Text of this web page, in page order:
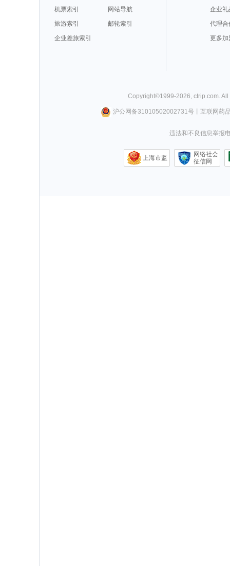
机票索引
网站导航
旅游索引
邮轮索引
企业差旅索引
企业礼
代理合
更多加
Copyright©1999-2026 ctrip.com .
沪公网备31010502002731号丨 互联网药
违法和不良信息举报
上海市监
网络社会
征信网